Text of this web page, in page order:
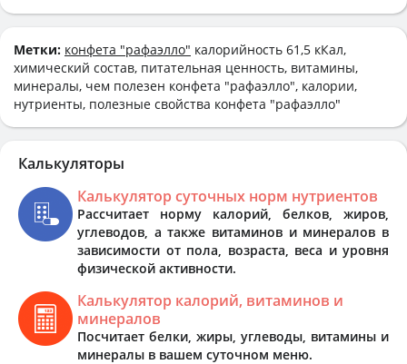
Метки: конфета "рафаэлло" калорийность 61,5 кКал,
химический состав, питательная ценность, витамины,
минералы, чем полезен конфета "рафаэлло", калории,
нутриенты, полезные свойства конфета "рафаэлло"
Калькуляторы
Калькулятор суточных норм нутриентов
Рассчитает норму калорий, белков, жиров,
углеводов, а также витаминов и минералов в
зависимости от пола, возраста, веса и уровня
физической активности.
Калькулятор калорий, витаминов и
минералов
Посчитает белки, жиры, углеводы, витамины и
минералы в вашем суточном меню.